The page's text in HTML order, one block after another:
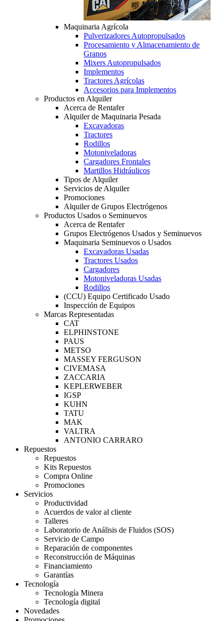
Maquinaria Agrícola
Pulverizadores Autopropulsados
Procesamiento y Almacenamiento de
Granos
Mixers Autopropulsados
Implementos
Tractores Agrícolas
Accesorios para Implementos
Productos en Alquiler
Acerca de Rentafer
Alquiler de Maquinaria Pesada
Excavadoras
Tractores
Rodillos
Motoniveladoras
Cargadores Frontales
Martillos Hidráulicos
Tipos de Alquiler
Servicios de Alquiler
Promociones
Alquiler de Grupos Electrógenos
Productos Usados o Seminuevos
Acerca de Rentafer
Grupos Electrógenos Usados y Seminuevos
Maquinaria Seminuevos o Usados
Excavadoras Usadas
Tractores Usados
Cargadores
Motoniveladoras Usadas
Rodillos
(CCU) Equipo Certificado Usado
Inspección de Equipos
Marcas Representadas
CAT
ELPHINSTONE
PAUS
METSO
MASSEY FERGUSON
CIVEMASA
ZACCARIA
KEPLERWEBER
IGSP
KUHN
TATU
MAK
VALTRA
ANTONIO CARRARO
Repuestos
Repuestos
Kits Repuestos
Compra Online
Promociones
Servicios
Productividad
Acuerdos de valor al cliente
Talleres
Laboratorio de Análisis de Fluidos (SOS)
Servicio de Campo
Reparación de componentes
Reconstrucción de Máquinas
Financiamiento
Garantías
Tecnología
Tecnología Minera
Tecnología digital
Novedades